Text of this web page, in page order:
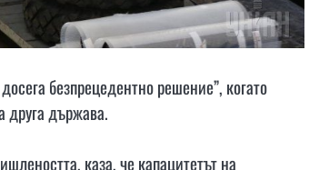
безпрецедентно решение”, когато
друга държава.
каза, че капацитетът на